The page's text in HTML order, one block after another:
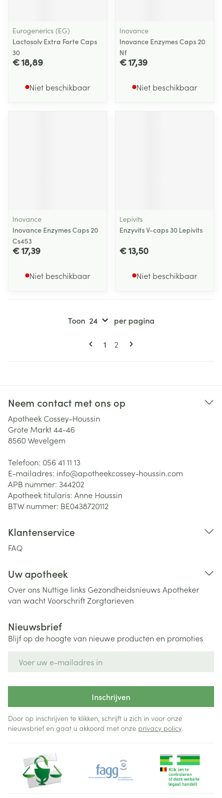
Eurogenerics (EG)
Lactosolv Extra Forte Caps
30
€ 18,89
Niet beschikbaar
Inovance
Inovance Enzymes Caps 20
Nf
€ 17,39
Niet beschikbaar
Inovance
Inovance Enzymes Caps 20
Cs453
€ 17,39
Niet beschikbaar
Lepivits
Enzyvits V-caps 30 Lepivits
€ 13,50
Niet beschikbaar
Pagina's
U lees momenteel pagina
1 Pagina
2
Toon per pagina
Neem contact met ons op
Apotheek Cossey-Houssin
Grote Markt 44-46
8560Wevelgem
Telefoon: 056 41 11 13
E-mailadres: info@apotheekcossey-houssin.com
APB nummer: 344202
Apotheek titularis: Anne Houssin
BTW nummer: BE0438720112
Klantenservice
FAQ
Uw apotheek
Over ons Nuttige links Gezondheidsnieuws Apotheker
van wachtVoorschriftZorgtarieven
Nieuwsbrief
Blijf op de hoogte van nieuwe producten en promoties
Inschrijven
Door op inschrijven te klikken, schrijft u zich in voor onze
nieuwsbrief en gaat u akkoord met onze privacy policy.